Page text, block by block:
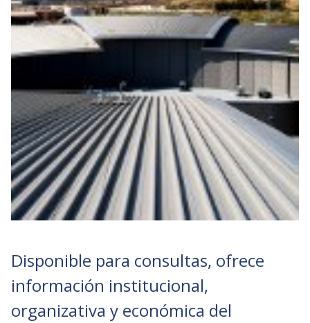
Disponible para consultas, ofrece
información institucional,
organizativa y económica del